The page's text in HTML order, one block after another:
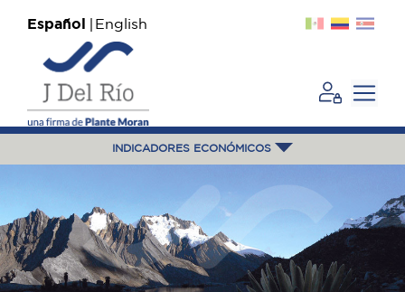
Español English
INDICADORES ECONÓMICOS